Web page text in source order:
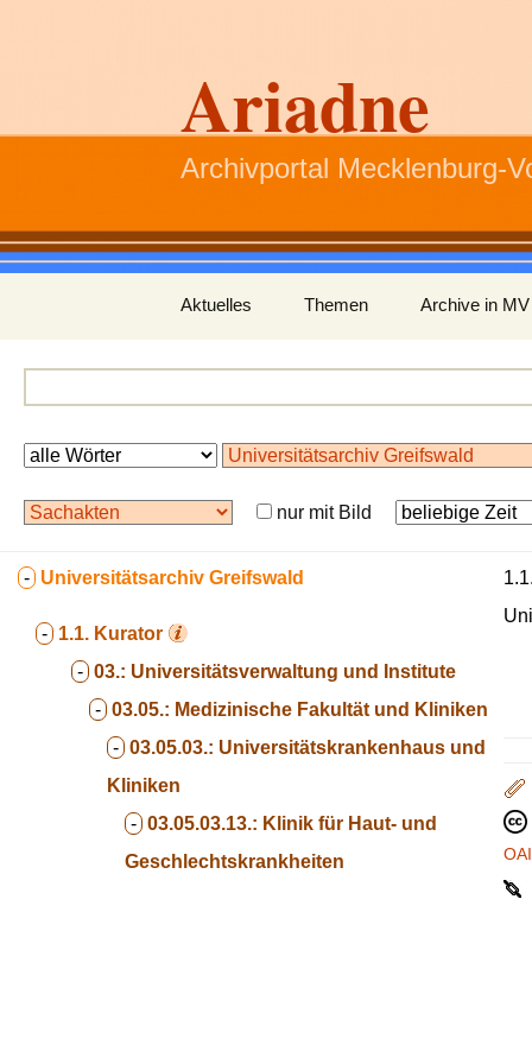
Ariadne
Archivportal Mecklenburg-
Inhalt
springen
Aktuelles Themen Archive in MV
nur mit Bild
- Universitätsarchiv Greifswald
- 1.1. Kurator
- 03.: Universitätsverwaltung und Institute
- 03.05.: Medizinische Fakultät und Kliniken
- 03.05.03.: Universitätskrankenhaus und
Kliniken
- 03.05.03.13.: Klinik für Haut- und
Geschlechtskrankheiten